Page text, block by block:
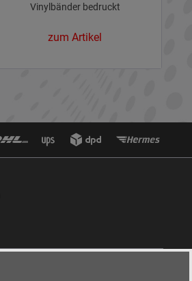
Vinylbänder bedruckt
zum Artikel